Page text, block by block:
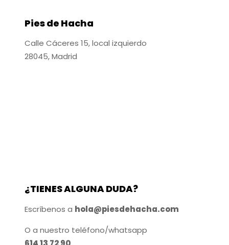
Pies de Hacha
Calle Cáceres 15, local izquierdo
28045, Madrid
¿TIENES ALGUNA DUDA?
Escríbenos a hola@piesdehacha.com
O a nuestro teléfono/whatsapp